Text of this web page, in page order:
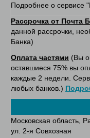
Подробнее о сервисе
Рассрочка от Почта
данной рассрочки,
Банка)
Оплата частями (Вы
оставшиеся 75% вы
каждые 2 недели.
любых банков.)
Московская область,
ул. 2-я Совхозная